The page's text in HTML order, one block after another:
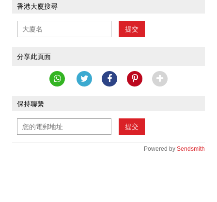
香港大廈搜尋
提交
分享此頁面
保持聯繫
提交
Powered by Sendsmith